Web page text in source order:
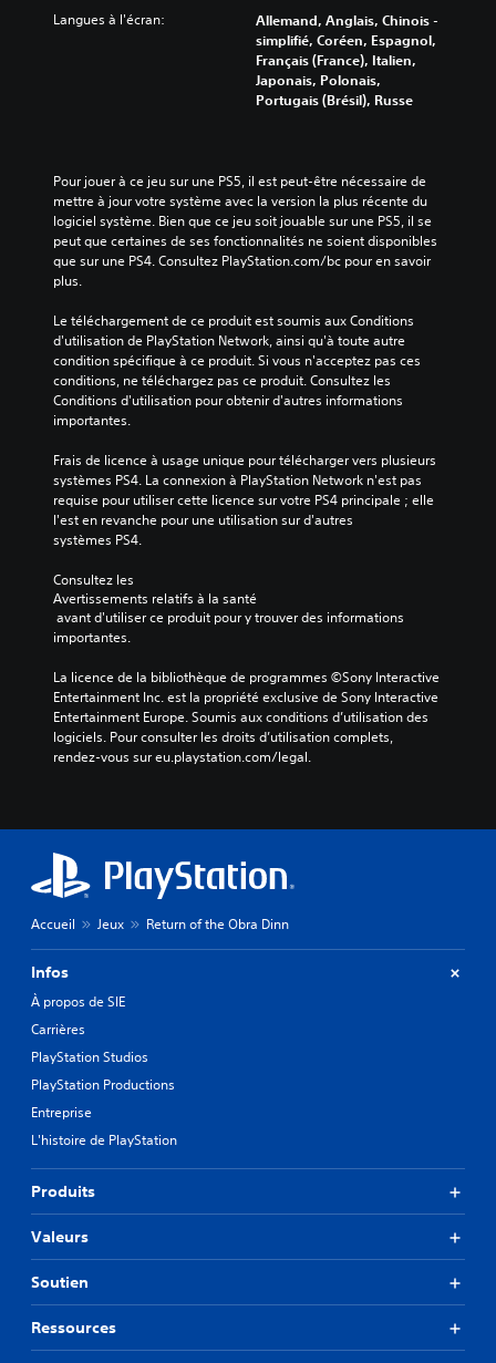
Langues à l'écran:
Allemand, Anglais, Chinois -
simplifié, Coréen, Espagnol,
Français (France), Italien,
Japonais, Polonais,
Portugais (Brésil), Russe
Pour jouer à ce jeu sur une PS5, il est peut-être nécessaire de
mettre à jour votre système avec la version la plus récente du
logiciel système. Bien que ce jeu soit jouable sur une PS5, il se
peut que certaines de ses fonctionnalités ne soient disponibles
que sur une PS4. Consultez PlayStation.com/bc pour en savoir
plus.
Le téléchargement de ce produit est soumis aux Conditions
d'utilisation de PlayStation Network, ainsi qu'à toute autre
condition spécifique à ce produit. Si vous n'acceptez pas ces
conditions, ne téléchargez pas ce produit. Consultez les
Conditions d'utilisation pour obtenir d'autres informations
importantes.
Frais de licence à usage unique pour télécharger vers plusieurs
systèmes PS4. La connexion à PlayStation Network n'est pas
requise pour utiliser cette licence sur votre PS4 principale ; elle
l'est en revanche pour une utilisation sur d'autres
systèmes PS4.
Consultez les
Avertissements relatifs à la santé
importantes.
La licence de la bibliothèque de programmes ©Sony Interactive
Entertainment Inc. est la propriété exclusive de Sony Interactive
Entertainment Europe. Soumis aux conditions d’utilisation des
logiciels. Pour consulter les droits d’utilisation complets,
rendez-vous sur eu.playstation.com/legal.
Accueil Jeux Return of the Obra Dinn
Infos
À propos de SIE
Carrières
PlayStation Studios
PlayStation Productions
Entreprise
L'histoire de PlayStation
Produits
Valeurs
Soutien
Ressources